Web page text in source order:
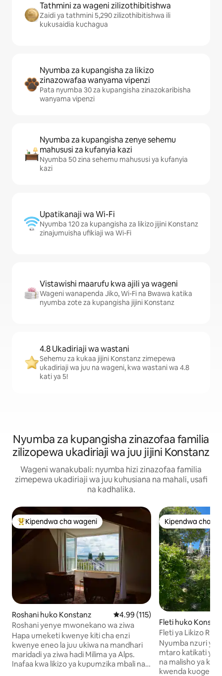
Tathmini za wageni zilizothibitishwa
Zaidi ya tathmini 5,290 zilizothibitishwa ili
kukusaidia kuchagua
Nyumba za kupangisha za likizo
zinazowafaa wanyama vipenzi
Pata nyumba 30 za kupangisha zinazokaribisha
wanyama vipenzi
Nyumba za kupangisha zenye sehemu
mahususi za kufanyia kazi
Nyumba 50 zina sehemu mahususi ya kufanyia
kazi
Upatikanaji wa Wi-Fi
Nyumba 120 za kupangisha za likizo jijini Konstanz
zinajumuisha ufikiaji wa Wi-Fi
Vistawishi maarufu kwa ajili ya wageni
Wageni wanapenda Jiko, Wi-Fi na Bwawa katika
nyumba zote za kupangisha jijini Konstanz
4.8 Ukadiriaji wa wastani
Sehemu za kukaa jijini Konstanz zimepewa
ukadiriaji wa juu na wageni, kwa wastani wa 4.8
kati ya 5!
Nyumba za kupangisha zinazofaa familia
zilizopewa ukadiriaji wa juu jijini Konstanz
Wageni wanakubali: nyumba hizi zinazofaa familia
zimepewa ukadiriaji wa juu kuhusiana na mahali, usafi
na kadhalika.
Kipendwa maarufu cha wageni
Kipendwa cha wageni
Roshani huko Konstanz Ukadiriaji wa wastani wa 4.99
4.99 (115)
Roshani yenye mwonekano wa ziwa
Hapa umeketi kwenye kiti cha enzi
kwenye eneo la juu ukiwa na mandhari
maridadi ya ziwa hadi Milima ya Alps.
Inafaa kwa likizo ya kupumzika mbali na
Kipendwa cha
Kipendwa cha
Fleti huko
Fleti ya Likizo
Nyumba nzuri ya
mtaro katikati ya kijiji lakini imezungukwa
na malisho ya
kwenda kuogelea